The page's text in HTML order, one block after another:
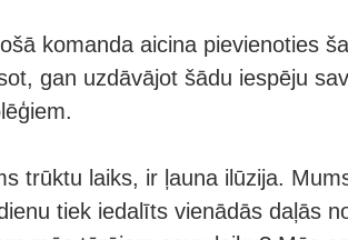
komanda aicina pievienoties
gan uzdāvājot šādu iespēju
trūktu laiks, ir ļauna ilūzija.
tiek iedalīts vienādās daļās